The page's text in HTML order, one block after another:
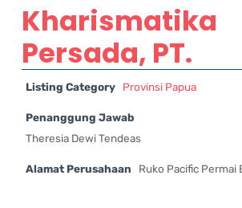
Kharismatika
Persada, PT.
Listing Category Provinsi Papua
Penanggung Jawab
Theresia Dewi Tendeas
Alamat Perusahaan Ruko Pacific Permai